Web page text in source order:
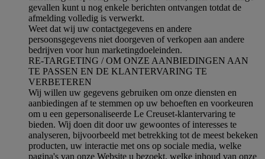
gevallen kunt u nog enkele berichten ontvangen totdat de
afmelding volledig is verwerkt.
Weet dat wij uw contactgegevens en andere
persoonsgegevens niet doorgeven of verkopen aan andere
bedrijven voor hun marketingdoeleinden.
RE-TARGETING / OM ONZE AANBIEDINGEN AAN
TE PASSEN EN DE KLANTERVARING TE
VERBETEREN
Wij willen uw gegevens gebruiken om onze diensten en
aanbiedingen af te stemmen op uw behoeften en voorkeuren
om u een gepersonaliseerde Le Creuset-klantervaring te
bieden. Wij doen dit door uw gewoontes of interesses te
analyseren, bijvoorbeeld met betrekking tot de meest bekeken
producten, uw interactie met ons op sociale media, welke
pagina's van onze Website u bezoekt, welke inhoud van onze